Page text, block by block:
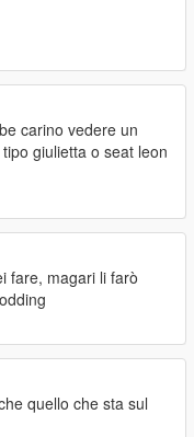
carino vedere un
giulietta o seat leon
fare, magari li farò
quello che sta sul